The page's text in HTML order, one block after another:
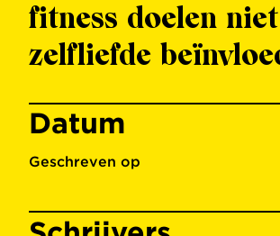
fitness doelen
zelfliefde
Datum
Geschreven op